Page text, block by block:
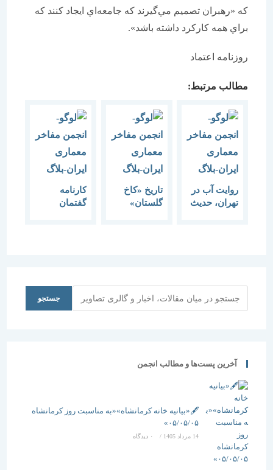
كه «رهبران تصميم مي‌گيرند كه جامعه‌اي ايجاد كنند كه
براي همه كاركرد داشته باشد».
روزنامه اعتماد
مطالب مرتبط:
روایت آب در
تهران، حدیث
تاریخ «کاخ
گلستان»
کارنامه
گفتمان
جستجو
آخرین پست‌ها و مطالب انجمن
🖋️«بیانیه خانه کرمانشاه»«به مناسبت روز کرمانشاه
۰۵/۰۵/۰۵»
/ ۰ دیدگاه